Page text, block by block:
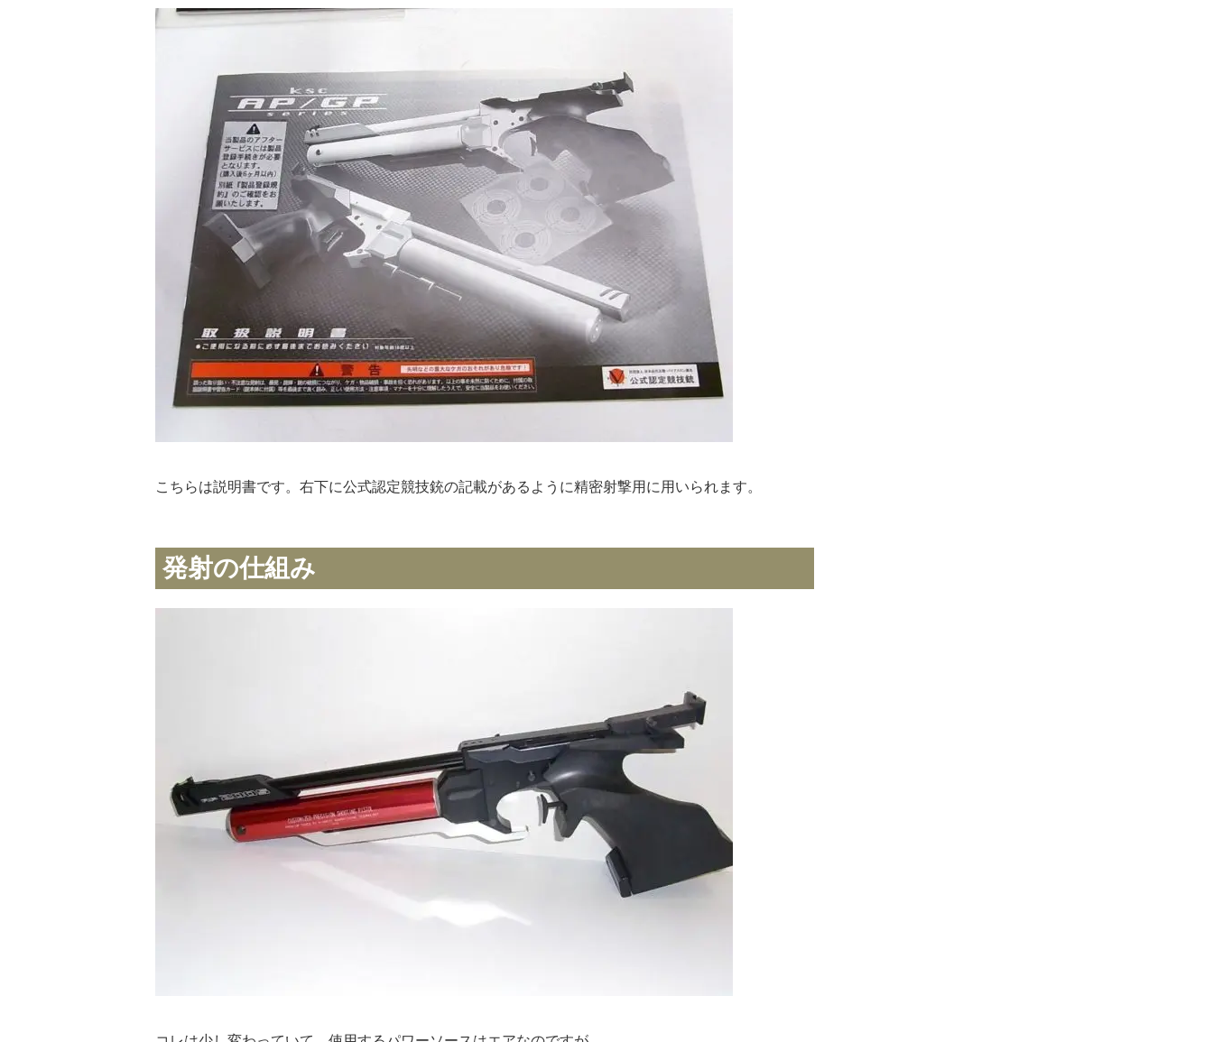
こちらは説明書です。右下に公式認定競技銃の記載があるように精密射撃用に用いられます。
発射の仕組み